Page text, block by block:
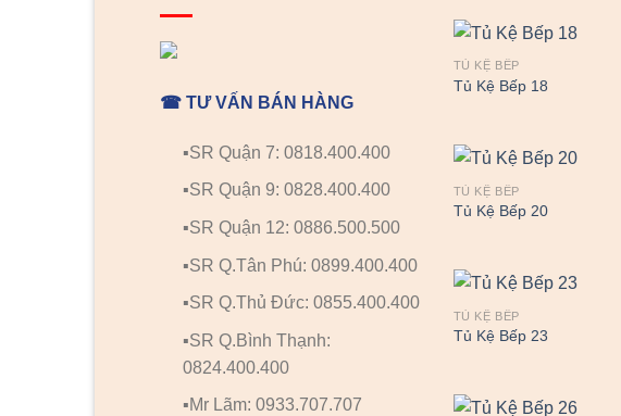
☎ TƯ VẤN BÁN HÀNG
▪️SR Quận 7: 0818.400.400
▪️SR Quận 9: 0828.400.400
▪️SR Quận 12: 0886.500.500
▪️SR Q.Tân Phú: 0899.400.400
▪️SR Q.Thủ Đức: 0855.400.400
▪️SR Q.Bình Thạnh:
0824.400.400
▪️Mr Lãm: 0933.707.707
TỦ KỆ BẾP
Tủ Kệ Bếp 18
TỦ KỆ BẾP
Tủ Kệ Bếp 20
TỦ KỆ BẾP
Tủ Kệ Bếp 23